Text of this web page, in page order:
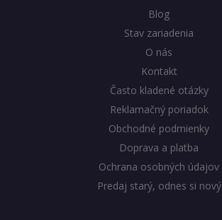
Blog
Stav zariadenia
O nás
Kontakt
Často kladené otázky
Reklamačný poriadok
Obchodné podmienky
Doprava a platba
Ochrana osobných údajov
Predaj starý, odnes si nový